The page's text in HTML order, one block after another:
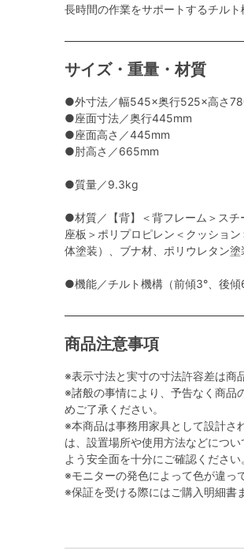
長時間の作業をサポートするチル
サイズ・重量・材質
●外寸法／幅545×奥行525×高さ
●座面寸法／奥行445mm
●座面高さ／445mm
●肘高さ／665mm
●質量／9.3kg
●材質／【背】＜背フレーム＞スチ
座板＞ポリプロピレン＜クッショ
体塗装）、ブナ材、ポリウレタン塗
●機能／チルト機構（前傾3°、後傾
商品注意事項
※表示寸法と実寸の寸法許容差は商
※諸般の事情により、予告なく商品
めご了承ください。
※本商品は事務用家具として設計さ
は、設置場所や使用方法などにつ
よう安全面を十分にご確認ください
※モニターの発色によって色が違っ
※保証を受ける際にはご購入明細書